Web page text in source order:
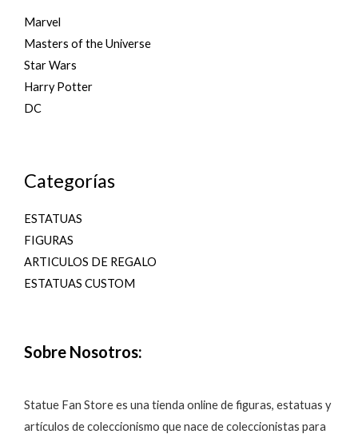
Marvel
Masters of the Universe
Star Wars
Harry Potter
DC
Categorías
ESTATUAS
FIGURAS
ARTICULOS DE REGALO
ESTATUAS CUSTOM
Sobre Nosotros:
Statue Fan Store es una tienda online de figuras, estatuas y
artículos de coleccionismo que nace de coleccionistas para